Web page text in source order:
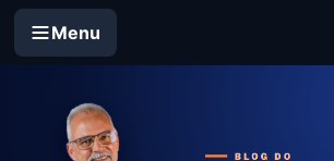
Menu